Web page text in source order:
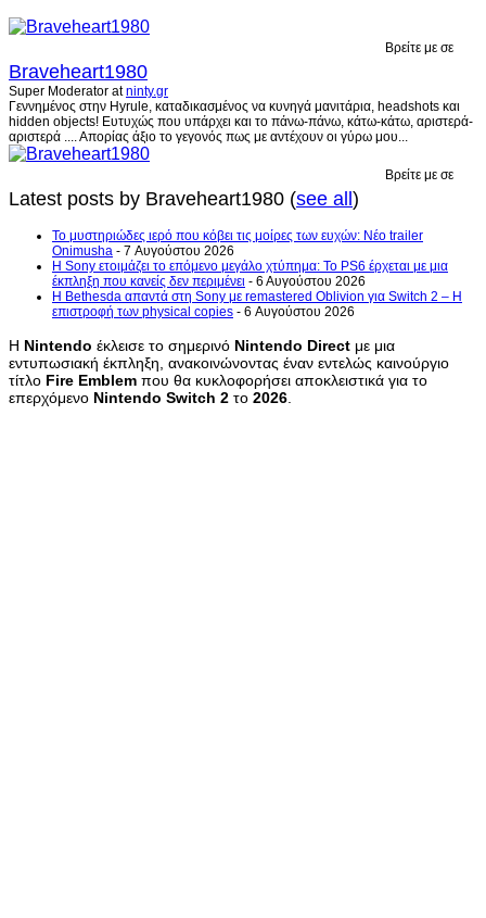
Βρείτε με σε
Braveheart1980
Super Moderator atninty.gr
Γεννημένος στην Hyrule, καταδικασμένος να κυνηγά μανιτάρια, headshots και
hidden objects! Ευτυχώς που υπάρχει και το πάνω-πάνω, κάτω-κάτω, αριστερά-
αριστερά .... Απορίας άξιο το γεγονός πως με αντέχουν οι γύρω μου...
Βρείτε με σε
Latest posts by Braveheart1980 (see all)
Το μυστηριώδες ιερό που κόβει τις μοίρες των ευχών: Νέο trailer
Onimusha - 7 Αυγούστου 2026
Η Sony ετοιμάζει το επόμενο μεγάλο χτύπημα: Το PS6 έρχεται με μια
έκπληξη που κανείς δεν περιμένει - 6 Αυγούστου 2026
Η Bethesda απαντά στη Sony με remastered Oblivion για Switch 2 – Η
επιστροφή των physical copies - 6 Αυγούστου 2026
Η Nintendo έκλεισε το σημερινό Nintendo Direct με μια
εντυπωσιακή έκπληξη, ανακοινώνοντας έναν εντελώς καινούργιο
τίτλο Fire Emblem που θα κυκλοφορήσει αποκλειστικά για το
επερχόμενο Nintendo Switch 2 το 2026